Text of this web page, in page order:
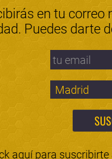
en tu
Puedes darte
aquí para suscribirte